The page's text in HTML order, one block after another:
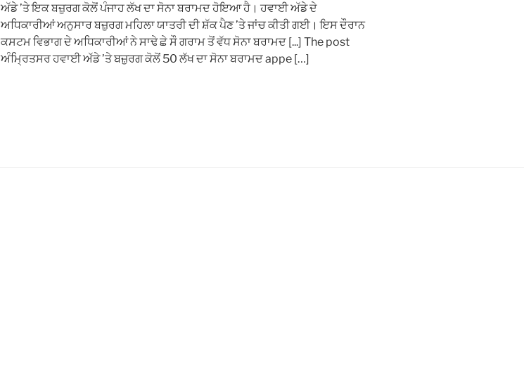
ਅੱਡੇ ’ਤੇ ਇਕ ਬਜ਼ੁਰਗ ਕੋਲੋਂ ਪੰਜਾਹ ਲੱਖ ਦਾ ਸੋਨਾ ਬਰਾਮਦ ਹੋਇਆ ਹੈ। ਹਵਾਈ ਅੱਡੇ ਦੇ
ਅਧਿਕਾਰੀਆਂ ਅਨੁਸਾਰ ਬਜ਼ੁਰਗ ਮਹਿਲਾ ਯਾਤਰੀ ਦੀ ਸ਼ੱਕ ਪੈਣ ’ਤੇ ਜਾਂਚ ਕੀਤੀ ਗਈ। ਇਸ ਦੌਰਾਨ
ਕਸਟਮ ਵਿਭਾਗ ਦੇ ਅਧਿਕਾਰੀਆਂ ਨੇ ਸਾਢੇ ਛੇ ਸੌ ਗਰਾਮ ਤੋਂ ਵੱਧ ਸੋਨਾ ਬਰਾਮਦ [...] The post
ਅੰਮ੍ਰਿਤਸਰ ਹਵਾਈ ਅੱਡੇ ’ਤੇ ਬਜ਼ੁਰਗ ਕੋਲੋਂ 50 ਲੱਖ ਦਾ ਸੋਨਾ ਬਰਾਮਦ appe […]